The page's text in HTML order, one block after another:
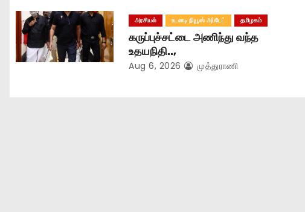
அரசியல் உடனடி நியூஸ் அப்டேட் தமிழகம்
கருப்புச்சட்டை அணிந்து வந்த
உதயநிதி..,
Aug 6, 2026 முத்துராணி